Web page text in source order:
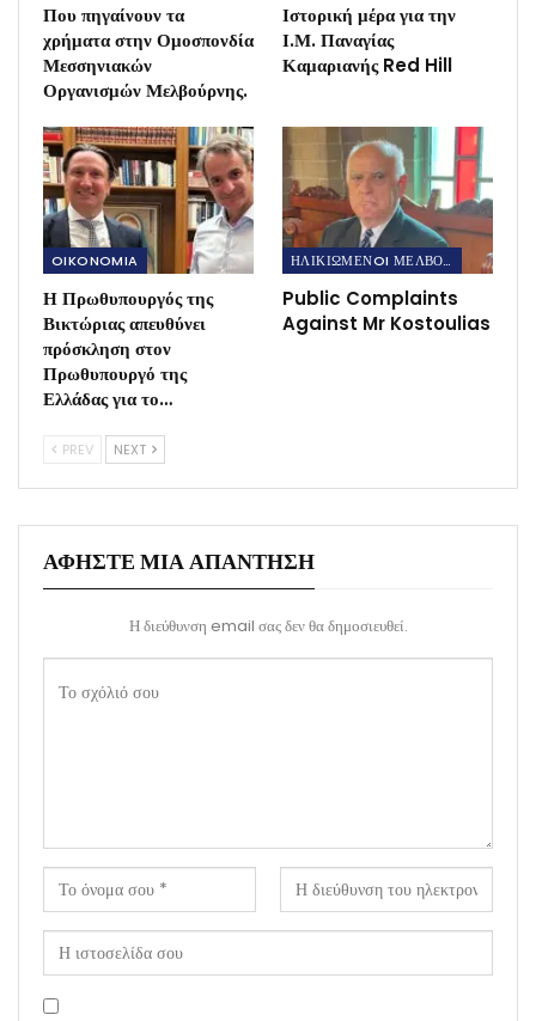
Που πηγαίνουν τα
χρήματα στην Ομοσπονδία
Μεσσηνιακών
Οργανισμών Μελβούρνης.
Ιστορική μέρα για την
Ι.Μ. Παναγίας
Καμαριανής Red Hill
OIKONOMIA
Η Πρωθυπουργός της
Βικτώριας απευθύνει
πρόσκληση στον
Πρωθυπουργό της
Ελλάδας για το…
ΗΛΙΚΙΩΜΕΝOI ΜΕΛΒΟΥΡΝΗΣ
Public Complaints
Against Mr Kostoulias
PREV NEXT
ΑΦΉΣΤΕ ΜΙΑ ΑΠΆΝΤΗΣΗ
Η διεύθυνση email σας δεν θα δημοσιευθεί.